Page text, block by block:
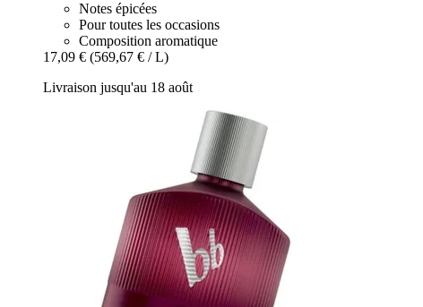
Notes épicées
Pour toutes les occasions
Composition aromatique
17,09 € (569,67 € / L)
Livraison jusqu'au 18 août